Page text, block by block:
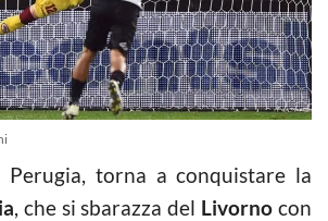
torna a conquistare la
, che si sbarazza del Livorno con